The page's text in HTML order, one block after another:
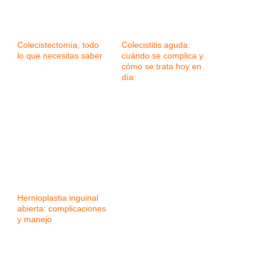
Colecistectomía, todo
lo que necesitas saber
Colecistitis aguda:
cuándo se complica y
cómo se trata hoy en
día
Hernioplastia inguinal
abierta: complicaciones
y manejo